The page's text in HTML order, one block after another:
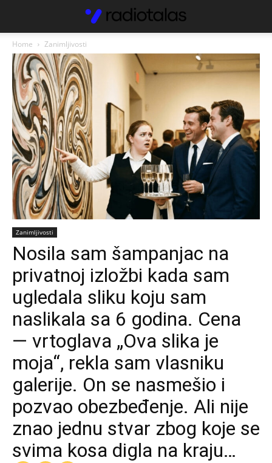
Home Zanimljivosti
Zanimljivosti
Nosila sam šampanjac na
privatnoj izložbi kada sam
ugledala sliku koju sam
naslikala sa 6 godina. Cena
— vrtoglava „Ova slika je
moja“, rekla sam vlasniku
galerije. On se nasmešio i
pozvao obezbeđenje. Ali nije
znao jednu stvar zbog koje se
svima kosa digla na kraju…